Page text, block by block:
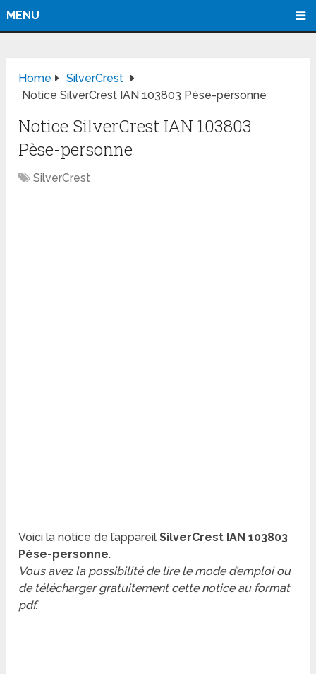
MENU
Home
SilverCrest
Notice SilverCrest IAN 103803 Pèse-personne
Notice SilverCrest IAN 103803
Pèse-personne
SilverCrest
Voici la notice de l’appareilSilverCrest IAN 103803
Pèse-personne.
Vous avez la possibilité de lire le mode d’emploi ou
de télécharger gratuitement cette notice au format
pdf.